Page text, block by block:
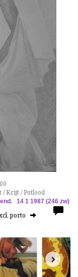
Krijt / Potlood
14 1 1987 (246 zw)
porto